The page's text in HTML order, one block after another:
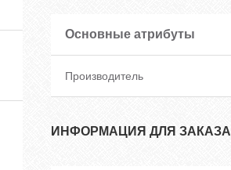
Основные атрибуты
Производитель
ИНФОРМАЦИЯ ДЛЯ ЗАКАЗА